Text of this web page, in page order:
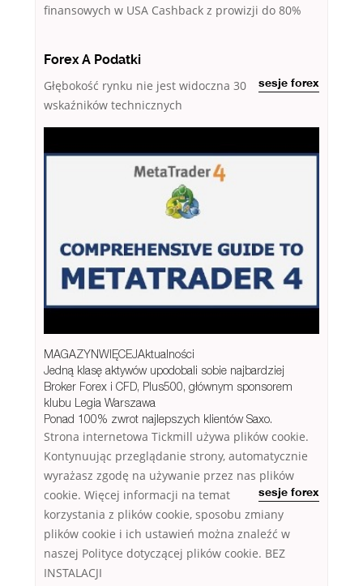
finansowych w USA Cashback z prowizji do 80%
Forex A Podatki
Głębokość rynku nie jest widoczna
sesje forex
30
wskaźników technicznych
MAGAZYNWIĘCEJAktualności
Jedną klasę aktywów upodobali sobie najbardziej
Broker Forex i CFD, Plus500, głównym sponsorem
klubu Legia Warszawa
Ponad 100% zwrot najlepszych klientów Saxo.
Strona internetowa Tickmill używa plików cookie.
Kontynuując przeglądanie strony, automatycznie
wyrażasz zgodę na używanie przez nas plików
cookie. Więcej informacji
sesje forex
na temat
korzystania z plików cookie, sposobu zmiany
plików cookie i ich ustawień można znaleźć w
naszej Polityce dotyczącej plików cookie. BEZ
INSTALACJI